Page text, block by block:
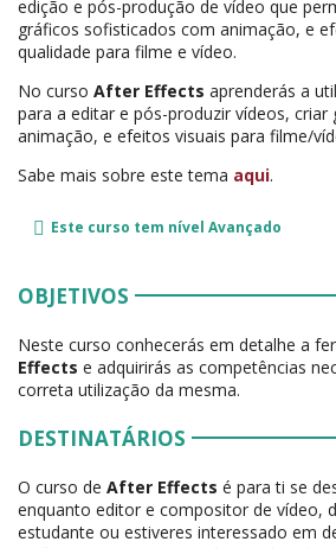
edição e pós-produção de vídeo que
gráficos sofisticados com animação, e
qualidade para filme e vídeo.
No curso After Effects aprenderás a
para a editar e pós-produzir vídeos, criar
animação, e efeitos visuais para filme/
Sabe mais sobre este tema aqui.
Este curso tem nível Avançado
OBJETIVOS
Neste curso conhecerás em detalhe a
Effects e adquirirás as competências
correta utilização da mesma.
DESTINATÁRIOS
O curso de After Effects é para ti se
enquanto editor e compositor de vídeo,
estudante ou estiveres interessado em